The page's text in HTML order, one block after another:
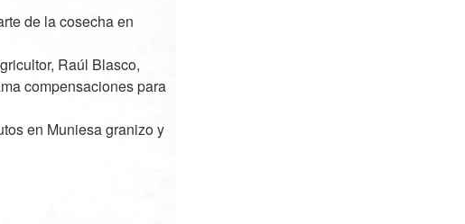
de la cosecha en
Raúl Blasco,
compensaciones para
en Muniesa granizo y